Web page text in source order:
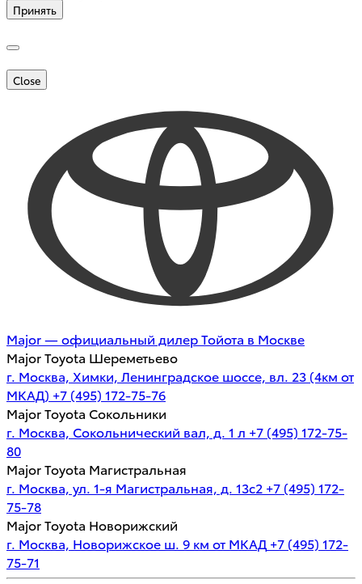
Принять
Close
Major — официальный дилер Тойота в Москве
Major Toyota Шереметьево
г. Москва, Химки, Ленинградское шоссе, вл. 23 (4км от
МКАД) +7 (495) 172-75-76
Major Toyota Сокольники
г. Москва, Сокольнический вал, д. 1 л +7 (495) 172-75-
80
Major Toyota Магистральная
г. Москва, ул. 1-я Магистральная, д. 13с2 +7 (495) 172-
75-78
Major Toyota Новорижский
г. Москва, Новорижское ш. 9 км от МКАД +7 (495) 172-
75-71